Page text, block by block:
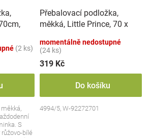
(2 ks)
S
bílé
Přebalovací podložka,
měkká, Little Prince, 70 x
momentálně nedostupné
(24 ks)
319 Kč
Do košíku
4994/5, W-92272701